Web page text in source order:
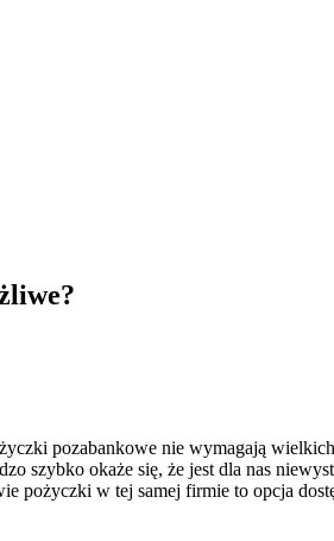
pozabankowe nie wymagają
szybko okaże się, że jest dla nas
pożyczki w tej samej firmie to opcja